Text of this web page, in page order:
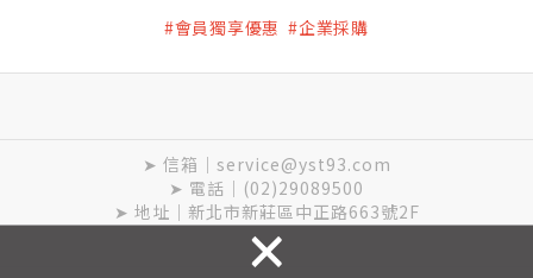
×
#會員獨享優惠 #企業採購
➤ 信箱｜service@yst93.com
➤ 電話｜(02)29089500
➤ 地址｜新北市新莊區中正路663號2F